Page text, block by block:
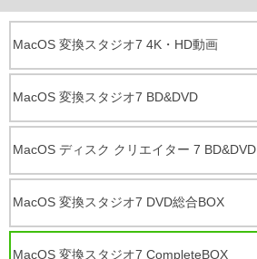
MacOS 変換スタジオ7 4K・HD動画
MacOS 変換スタジオ7 BD&DVD
MacOS ディスク クリエイター 7 BD&DVD
MacOS 変換スタジオ7 DVD総合BOX
MacOS 変換スタジオ7 CompleteBOX